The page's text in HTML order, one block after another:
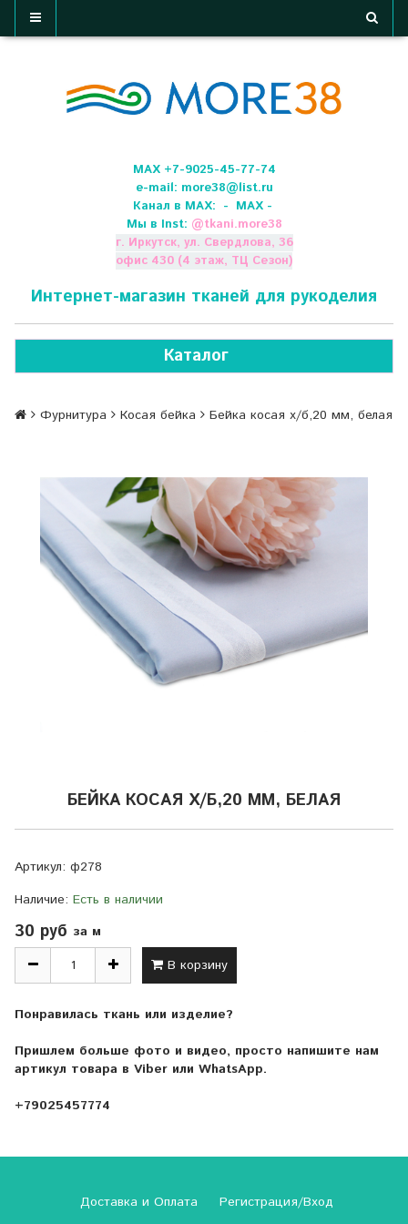
МАХ +7-9025-45-77-74
e-mail: more38@list.ru
Канал в МАХ: - МАХ -
Мы в Inst: @tkani.more38
г. Иркутск, ул. Свердлова, 36
офис 430 (4 этаж, ТЦ Сезон)
Интернет-магазин тканей для рукоделия
Каталог
Фурнитура Косая бейка Бейка косая х/б,20 мм, белая
БЕЙКА КОСАЯ Х/Б,20 ММ, БЕЛАЯ
Артикул: ф278
Наличие: Есть в наличии
30 руб за м
В корзину
Понравилась ткань или изделие?
Пришлем больше фото и видео, просто напишите нам
артикул товара в Viber или WhatsApp.
+79025457774
Доставка и Оплата Регистрация/Вход